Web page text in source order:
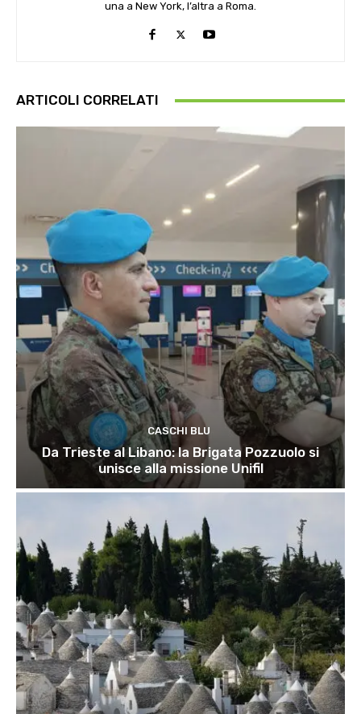
una a New York, l’altra a Roma.
ARTICOLI CORRELATI
CASCHI BLU
Da Trieste al Libano: la Brigata Pozzuolo si
unisce alla missione Unifil